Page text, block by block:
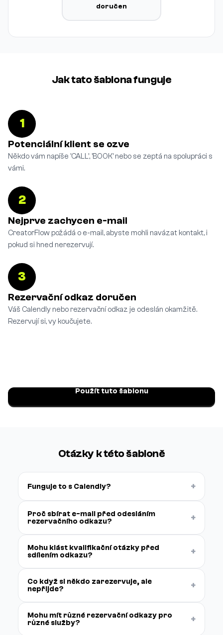
doručen
Jak tato šablona funguje
1
Potenciální klient se ozve
Někdo vám napíše 'CALL', 'BOOK' nebo se zeptá na spolupráci s
vámi.
2
Nejprve zachycen e-mail
CreatorFlow požádá o e-mail, abyste mohli navázat kontakt, i
pokud si hned nerezervují.
3
Rezervační odkaz doručen
Váš Calendly nebo rezervační odkaz je odeslán okamžitě.
Rezervují si, vy koučujete.
Použít tuto šablonu
Otázky k této šabloně
Funguje to s Calendly? +
Proč sbírat e-mail před odesláním
rezervačního odkazu?
+
Mohu klást kvalifikační otázky před
sdílením odkazu?
+
Co když si někdo zarezervuje, ale
nepřijde?
+
Mohu mít různé rezervační odkazy pro
různé služby?
+